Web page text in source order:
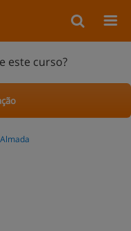
este curso?
Almada